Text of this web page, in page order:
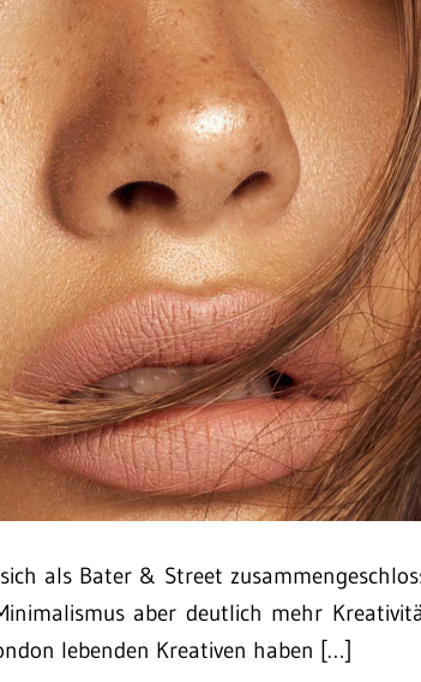
als Bater & Street
aber deutlich mehr
lebenden Kreativen haben […]